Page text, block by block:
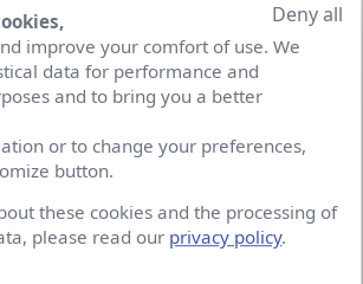
Les fanatiques
improve your comfort of use. We
data for performance and
and to bring you a better
or to change your preferences,
button.
these cookies and the processing of
please read our privacy policy.
Deny all